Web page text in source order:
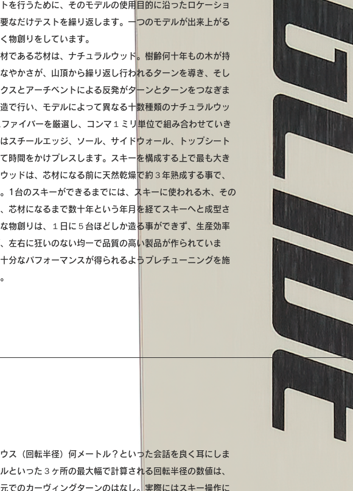
を行うために、そのモデルの使用目的に沿ったロケーショ
なだけテストを繰り返します。一つのモデルが出来上がる
物創りをしています。
である芯材は、ナチュラルウッド。樹齢何十年もの木が持
やかさが、山頂から繰り返し行われるターンを導き、そし
スとアーチベントによる反発がターンとターンをつなぎま
で行い、モデルによって異なる十数種類のナチュラルウッ
ァイバーを厳選し、コンマ１ミリ単位で組み合わせていき
スチールエッジ、ソール、サイドウォール、トップシート
時間をかけプレスします。スキーを構成する上で最も大き
ッドは、芯材になる前に天然乾燥で約３年熟成する事で、
1台のスキーができるまでには、スキーに使われる木、その
芯材になるまで数十年という年月を経てスキーへと成型さ
物創りは、１日に５台ほどしか造る事ができず、生産効率
左右に狂いのない均一で品質の高い製品が作られていま
分なパフォーマンスが得られるようプレチューニングを施
ス（回転半径）何メートル？といった会話を良く耳にしま
といった３ヶ所の最大幅で計算される回転半径の数値は、
でのカーヴィングターンのはなし。実際にはスキー操作に